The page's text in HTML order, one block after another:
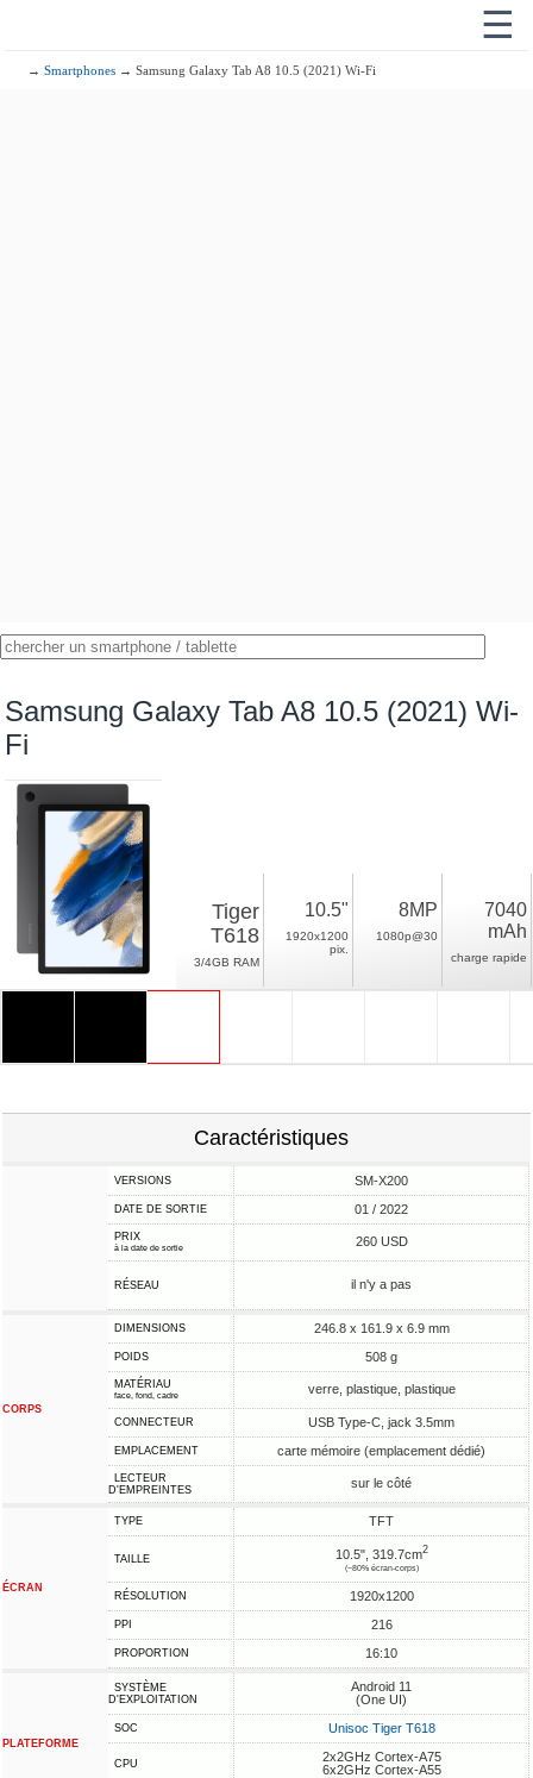
☰
→Smartphones → Samsung Galaxy Tab A8 10.5 (2021) Wi-Fi
Samsung Galaxy Tab A8 10.5 (2021) Wi-
Fi
Tiger
T618
3/4GB RAM
10.5"
1920x1200
pix.
8MP
1080p@30
7040
mAh
charge rapide
Caractéristiques
VERSIONS SM-X200
DATE DE SORTIE 01 / 2022
PRIX
à la date de sortie 260 USD
RÉSEAU il n'y a pas
CORPS
DIMENSIONS 246.8 x 161.9 x 6.9 mm
POIDS 508 g
MATÉRIAU
face, fond, cadre verre, plastique, plastique
CONNECTEUR USB Type-C, jack 3.5mm
EMPLACEMENT carte mémoire (emplacement dédié)
LECTEUR
D'EMPREINTES
sur le côté
ÉCRAN
TYPE TFT
TAILLE 10.5", 319.7cm2
(~80% écran-corps)
RÉSOLUTION 1920x1200
PPI 216
PROPORTION 16:10
PLATEFORME
SYSTÈME
D'EXPLOITATION
Android 11
(One UI)
SOC Unisoc Tiger T618
CPU
2x2GHz Cortex-A75
6x2GHz Cortex-A55